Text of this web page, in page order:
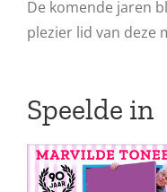
De komende jaren
plezier lid van deze
Speelde in